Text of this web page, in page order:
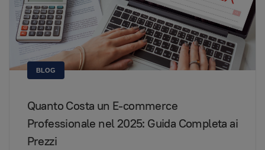
BLOG
Quanto Costa un E-commerce
Professionale nel 2025: Guida Completa ai
Prezzi